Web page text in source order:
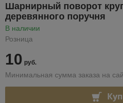
Шарнирный поворот
деревянного поручня
В наличии
Розница
10 руб.
Минимальная сумма заказа на